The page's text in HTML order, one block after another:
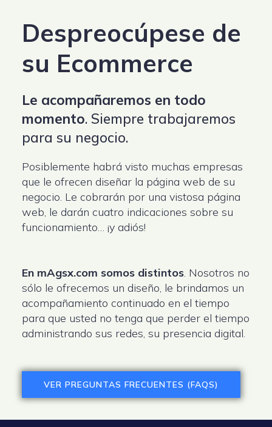
Despreocúpese de
su Ecommerce
Le acompañaremos en todo
momento. Siempre trabajaremos
para su negocio.
Posiblemente habrá visto muchas empresas
que le ofrecen diseñar la página web de su
negocio. Le cobrarán por una vistosa página
web, le darán cuatro indicaciones sobre su
funcionamiento… ¡y adiós!
En mAgsx.com somos distintos. Nosotros no
sólo le ofrecemos un diseño, le brindamos un
acompañamiento continuado en el tiempo
para que usted no tenga que perder el tiempo
administrando sus redes, su presencia digital.
VER PREGUNTAS FRECUENTES (FAQS)